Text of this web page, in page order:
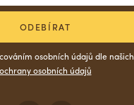
ODEBÍRAT
osobních údajů dle našich
ochrany osobních údajů